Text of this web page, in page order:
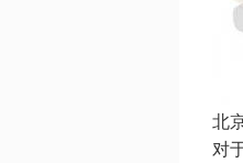
北
对